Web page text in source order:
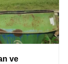
ve